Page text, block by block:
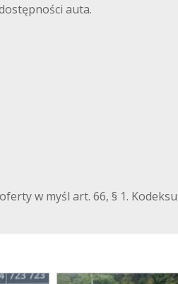
auta.
w myśl art. 66, § 1.